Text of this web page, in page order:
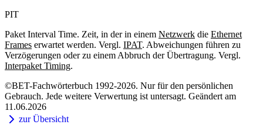
PIT
Paket Interval Time. Zeit, in der in einem Netzwerk die Ethernet
Frames erwartet werden. Vergl. IPAT. Abweichungen führen zu
Verzögerungen oder zu einem Abbruch der Übertragung. Vergl.
Interpaket Timing.
©BET-Fachwörterbuch 1992-2026. Nur für den persönlichen
Gebrauch. Jede weitere Verwertung ist untersagt. Geändert am
11.06.2026
zur Übersicht